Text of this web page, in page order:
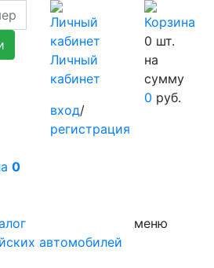
Личный
кабинет
вход/
регистрация
0 шт.
на
сумму
0 руб.
0
автомобилей
меню